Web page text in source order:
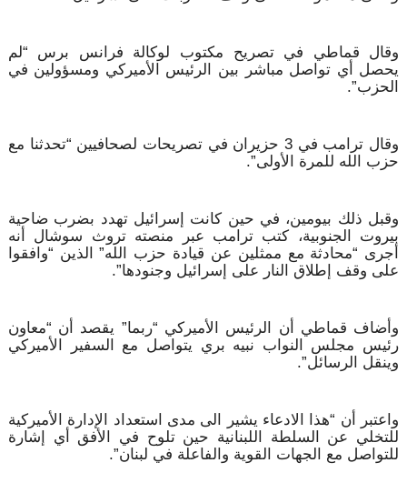
وقال قماطي في تصريح مكتوب لوكالة فرانس برس “لم
يحصل أي تواصل مباشر بين الرئيس الأميركي ومسؤولين في
الحزب”.
وقال ترامب في 3 حزيران في تصريحات لصحافيين “تحدثنا مع
حزب الله للمرة الأولى”.
وقبل ذلك بيومين، في حين كانت إسرائيل تهدد بضرب ضاحية
بيروت الجنوبية، كتب ترامب عبر منصته تروث سوشال أنه
أجرى “محادثة مع ممثلين عن قيادة حزب الله” الذين “وافقوا
على وقف إطلاق النار على إسرائيل وجنودها”.
وأضاف قماطي أن الرئيس الأميركي “ربما” يقصد أن “معاون
رئيس مجلس النواب نبيه بري يتواصل مع السفير الأميركي
وينقل الرسائل”.
واعتبر أن “هذا الادعاء يشير الى مدى استعداد الإدارة الأميركية
للتخلي عن السلطة اللبنانية حين تلوح في الأفق أي إشارة
للتواصل مع الجهات القوية والفاعلة في لبنان”.